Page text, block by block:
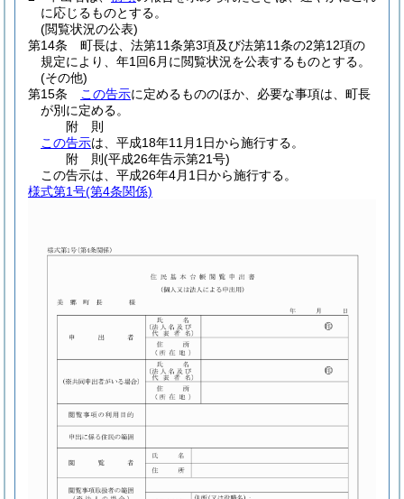
に応じるものとする。
(閲覧状況の公表)
第14条
町長は、法第11条第3項及び法第11条の2第12項の
規定により、年1回6月に閲覧状況を公表するものとする。
(その他)
第15条
この告示に定めるもののほか、必要な事項は、町長
が別に定める。
附 則
この告示は、平成18年11月1日から施行する。
附 則(平成26年告示第21号)
この告示は、平成26年4月1日から施行する。
様式第1号(第4条関係)